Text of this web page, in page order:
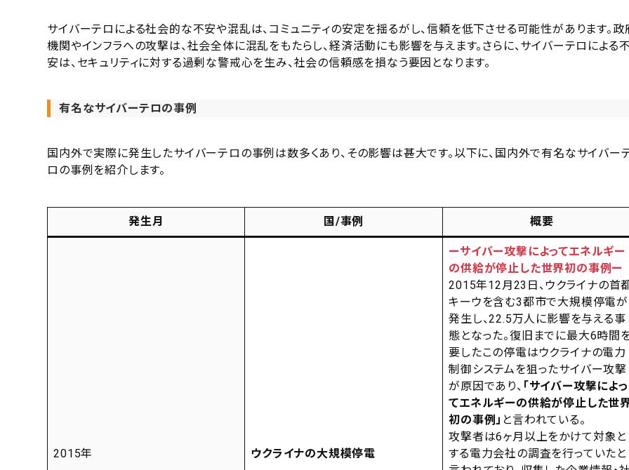
サイバーテロによる社会的な不安や混乱は、コミュニティの安定を揺るがし、信頼を低下させる可能性があります。政
機関やインフラへの攻撃は、社会全体に混乱をもたらし、経済活動にも影響を与えます。さらに、サイバーテロによる不
安は、セキュリティに対する過剰な警戒心を生み、社会の信頼感を損なう要因となります。
有名なサイバーテロの事例
国内外で実際に発生したサイバーテロの事例は数多くあり、その影響は甚大です。以下に、国内外で有名なサイバー
ロの事例を紹介します。
発生月 国/事例 概要
2015年 ウクライナの大規模停電
ーサイバー攻撃によってエネルギー
の供給が停止した世界初の事例 ー
2015年12月23日、ウクライナの首
キーウを含む3都市で大規模停電が
発生し、22.5万人に影響を与える事
態となった。復旧までに最大6時間
要したこの停電はウクライナの電力
制御システムを狙ったサイバー攻撃
が原因であり、 「サイバー攻撃によっ
てエネルギーの供給が停止した世
初の事例」 と言われている。
攻撃者は6ヶ月以上をかけて対象と
する電力会社の調査を行っていたと